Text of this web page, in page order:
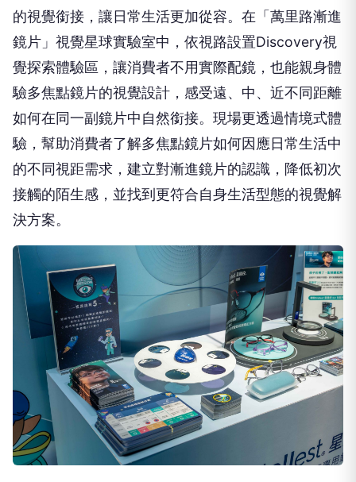
的視覺銜接，讓日常生活更加從容。在「萬里路漸進
鏡片」視覺星球實驗室中，依視路設置Discovery視
覺探索體驗區，讓消費者不用實際配鏡，也能親身體
驗多焦點鏡片的視覺設計，感受遠、中、近不同距離
如何在同一副鏡片中自然銜接。現場更透過情境式體
驗，幫助消費者了解多焦點鏡片如何因應日常生活中
的不同視距需求，建立對漸進鏡片的認識，降低初次
接觸的陌生感，並找到更符合自身生活型態的視覺解
決方案。